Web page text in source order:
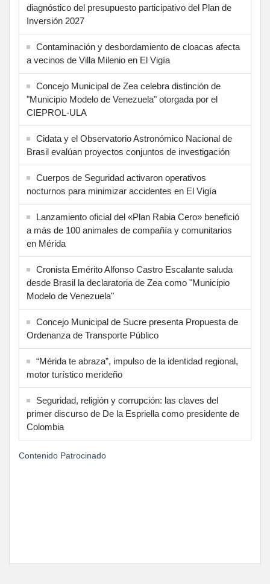
diagnóstico del presupuesto participativo del Plan de
Inversión 2027
Contaminación y desbordamiento de cloacas afecta
a vecinos de Villa Milenio en El Vigía
Concejo Municipal de Zea celebra distinción de
"Municipio Modelo de Venezuela" otorgada por el
CIEPROL-ULA
Cidata y el Observatorio Astronómico Nacional de
Brasil evalúan proyectos conjuntos de investigación
Cuerpos de Seguridad activaron operativos
nocturnos para minimizar accidentes en El Vigía
Lanzamiento oficial del «Plan Rabia Cero» benefició
a más de 100 animales de compañía y comunitarios
en Mérida
Cronista Emérito Alfonso Castro Escalante saluda
desde Brasil la declaratoria de Zea como "Municipio
Modelo de Venezuela"
Concejo Municipal de Sucre presenta Propuesta de
Ordenanza de Transporte Público
“Mérida te abraza”, impulso de la identidad regional,
motor turístico merideño
Seguridad, religión y corrupción: las claves del
primer discurso de De la Espriella como presidente de
Colombia
Contenido Patrocinado